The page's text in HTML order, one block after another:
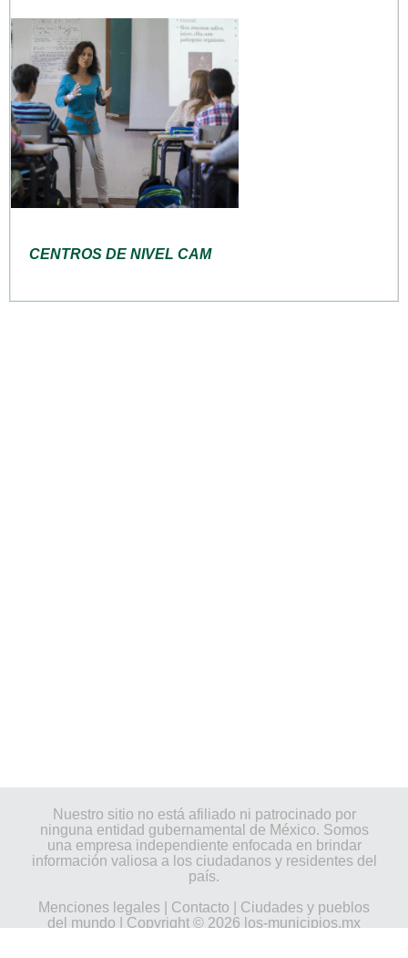
CENTROS DE NIVEL CAM
Nuestro sitio no está afiliado ni patrocinado por
ninguna entidad gubernamental de México. Somos
una empresa independiente enfocada en brindar
información valiosa a los ciudadanos y residentes del
país.
Menciones legales
Contacto
Ciudades y pueblos
del mundo | Copyright © 2026 los-municipios.mx